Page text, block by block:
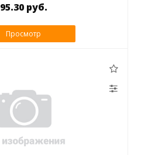
95.30 руб.
Просмотр